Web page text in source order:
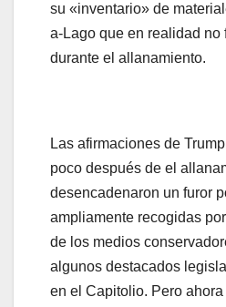
su «inventario» de
a-Lago que en realidad no
durante el allanamiento.
Las afirmaciones de
poco después de el
desencadenaron un furor
ampliamente recogidas
de los medios
algunos destacados
en el Capitolio. Pero